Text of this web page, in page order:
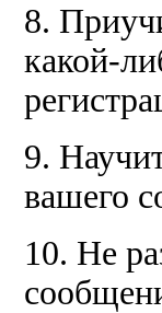
8.
какой-
9.
вашего
10. Не